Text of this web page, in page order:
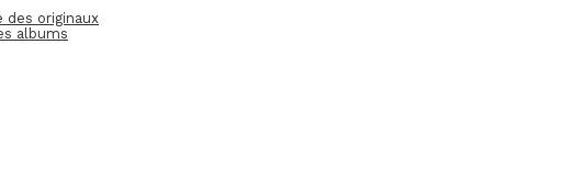
des originaux
albums